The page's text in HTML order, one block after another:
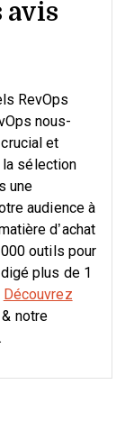
avis
RevOps
nous-
et
sélection
une
audience à
d’achat
outils pour
plus de 1
Découvrez
& notre